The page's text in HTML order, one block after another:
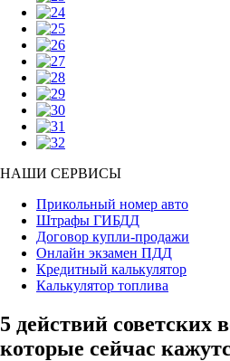
НАШИ СЕРВИСЫ
Прикольный номер авто
Штрафы ГИБДД
Договор купли-продажи
Онлайн экзамен ПДД
Кредитный калькулятор
Калькулятор топлива
5 действий советских
которые сейчас